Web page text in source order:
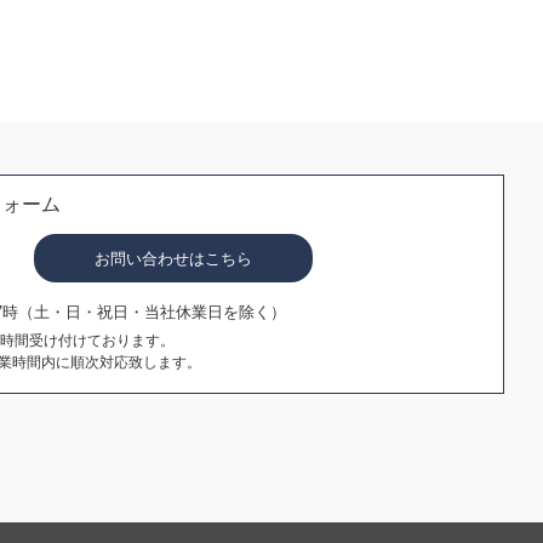
ーム
お問い合わせはこちら
（土・日・祝日・当社休業日を除く）
間受け付けております。
間内に順次対応致します。